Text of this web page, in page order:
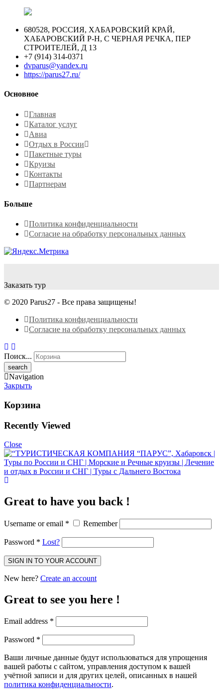
680528, РОССИЯ, ХАБАРОВСКИЙ КРАЙ,
ХАБАРОВСКИЙ Р-Н, С ЧЕРНАЯ РЕЧКА, ПЕР
СТРОИТЕЛЕЙ, Д 13
+7 (914) 314-0371
dvparus@yandex.ru
https://parus27.ru/
Основное
Главная
Каталог услуг
Авиа
Отдых в России
Пакетные туры
Круизы
Контакты
Партнерам
Больше
Политика конфиденциальности
Согласие на обработку персональных данных
Заказать тур
© 2020 Parus27 - Все права защищены!
Политика конфиденциальности
Согласие на обработку персональных данных
Поиск...
Navigation
Закрыть
Корзина
Recently Viewed
Close
Great to have you back !
Username or email * Remember
Password * Lost?
SIGN IN TO YOUR ACCOUNT
New here? Create an account
Great to see you here !
Email address *
Password *
Ваши личные данные будут использоваться для упрощения
вашей работы с сайтом, управления доступом к вашей
учётной записи и для других целей, описанных в нашей
политика конфиденциальности.